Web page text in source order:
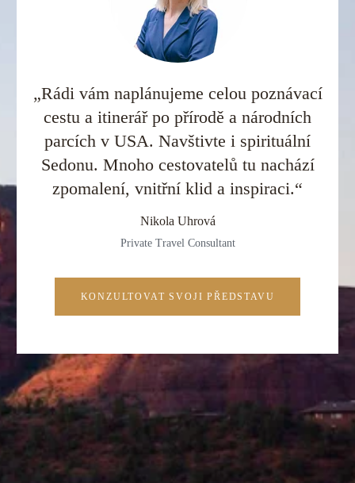
„Rádi vám naplánujeme celou poznávací
cestu a itinerář po přírodě a národních
parcích v USA. Navštivte i spirituální
Sedonu. Mnoho cestovatelů tu nachází
zpomalení, vnitřní klid a inspiraci.“
Nikola Uhrová
Private Travel Consultant
KONZULTOVAT SVOJI PŘEDSTAVU